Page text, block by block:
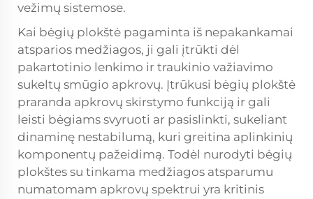
vežimų sistemose.
Kai bėgių plokštė pagaminta iš nepakankamai
atsparios medžiagos, ji gali įtrūkti dėl
pakartotinio lenkimo ir traukinio važiavimo
sukeltų smūgio apkrovų. Įtrūkusi bėgių plokštė
praranda apkrovų skirstymo funkciją ir gali
leisti bėgiams svyruoti ar pasislinkti, sukeliant
dinaminę nestabilumą, kuri greitina aplinkinių
komponentų pažeidimą. Todėl nurodyti bėgių
plokštes su tinkama medžiagos atsparumu
numatomam apkrovų spektrui yra kritinis